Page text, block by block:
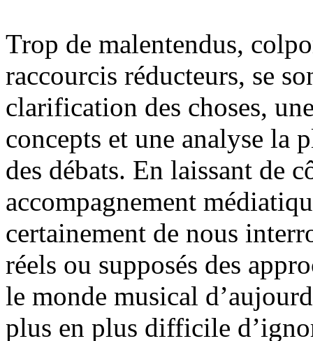
Trop de malentendus,
raccourcis réducteurs, se
clarification des choses,
concepts et une analyse la
des débats. En laissant de
accompagnement
certainement de nous
réels ou supposés des
le monde musical
plus en plus difficile